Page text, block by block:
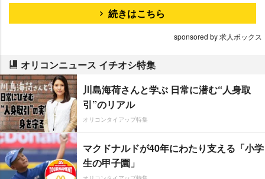
続きはこちら
sponsored by 求人ボックス
オリコンニュース イチオシ特集
川島海荷さんと学ぶ 日常に潜む“人身取
引”のリアル
オリコンタイアップ特集
マクドナルドが40年にわたり支える「小学
生の甲子園」